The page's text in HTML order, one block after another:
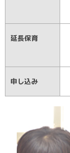
延長保育
申し込み